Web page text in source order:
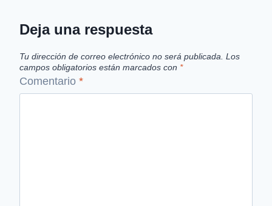
Deja una respuesta
Tu dirección de correo electrónico no será publicada. Los
campos obligatorios están marcados con *
Comentario *